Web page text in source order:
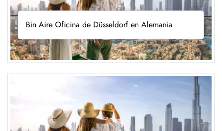
Bin Aire Oficina de Düsseldorf en Alemania